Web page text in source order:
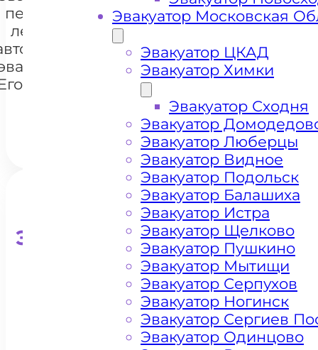
перевозки
легковых
+7 985 222 99 01
Эвакуатор для
Эвакуатор Московская
Эвакуатор ЦКАД
Эвакуатор Химки
Эвакуатор Сходня
Эвакуатор
Эвакуатор Люберцы
Эвакуатор Видное
Эвакуатор Подольск
Эвакуатор Балашиха
Эвакуатор Истра
Эвакуатор Щелково
Эвакуатор Пушкино
Эвакуатор Мытищи
Эвакуатор Серпухов
Эвакуатор Ногинск
Эвакуатор Сергиев
Эвакуатор Одинцово